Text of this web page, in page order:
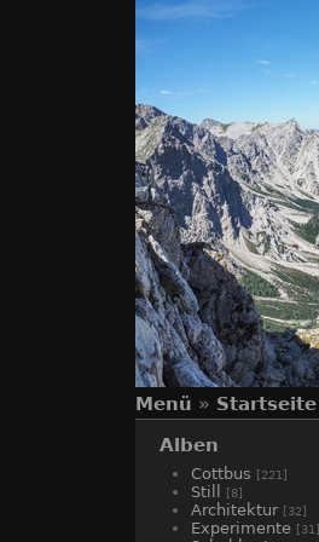
Menü » Startseite
Alben
Cottbus [221]
Still [8]
Architektur [32]
Experimente [31]